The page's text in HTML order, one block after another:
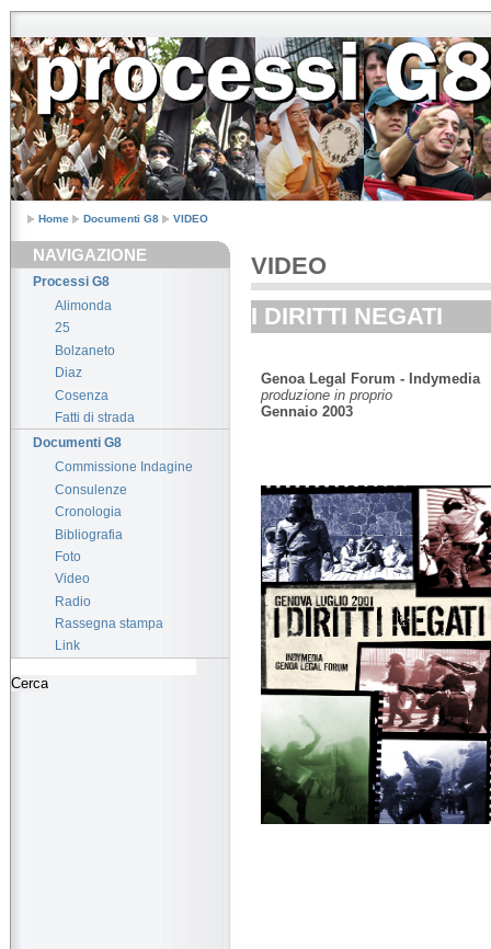
Home Documenti G8 VIDEO
NAVIGAZIONE
Processi G8
Alimonda
25
Bolzaneto
Diaz
Cosenza
Fatti di strada
Documenti G8
Commissione Indagine
Consulenze
Cronologia
Bibliografia
Foto
Video
Radio
Rassegna stampa
Link
VIDEO
I DIRITTI NEGATI
Genoa Legal Forum - Indymedia
produzione in proprio
Gennaio 2003